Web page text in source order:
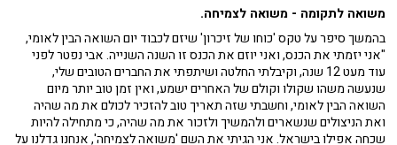
משואה לתקומה - משואה לצמיחה.
בהמשך סיפר על טקס 'כוחו של זיכרון' שיזם לכבוד יום השואה הבין לאומי,
"אני יזמתי את הכנס, ואני יוזם את הכנס זו השנה השנייה. אבי נפטר לפני
עוד מעט 12 שנה, וקיבלתי החלטה ושיתפתי את החברים הטובים שלי,
שנעשה משהו שקולו וקולם של האחרים ישמע, ואין זמן טוב יותר מיום
השואה הבין לאומי, וחשבתי שזה תאריך טוב להזכיר לכולם את מה שהיה
ואת הניצולים שנשארים ולהמשיך ולזכור את מה שהיה, כי מתחילה להיות
שכחה אפילו בישראל. אני הגיתי את השם 'משואה לצמיחה', אנחנו גדלנו על